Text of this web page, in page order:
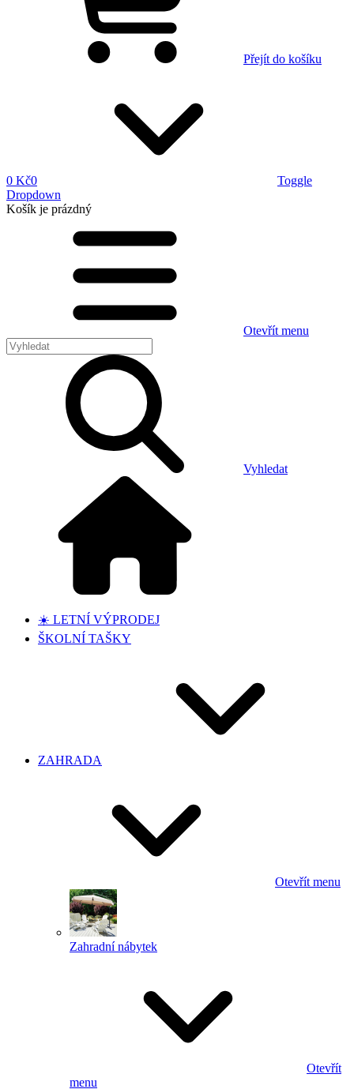
Přejít do košíku
0 Kč0
Toggle
Dropdown
Košík je prázdný
Otevřít menu
Vyhledat
☀️ LETNÍ VÝPRODEJ
ŠKOLNÍ TAŠKY
ZAHRADA
Otevřít menu
Zahradní nábytek
Otevřít
menu